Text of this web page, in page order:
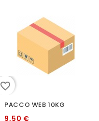
favorite_border
PACCO WEB 10KG
9,50 €